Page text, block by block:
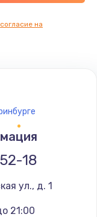
согласие на
18
ул., д. 1
21:00